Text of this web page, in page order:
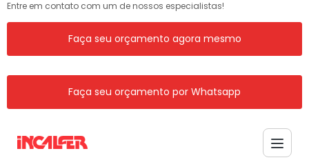
Entre em contato com um de nossos especialistas!
Faça seu orçamento agora mesmo
Faça seu orçamento por Whatsapp